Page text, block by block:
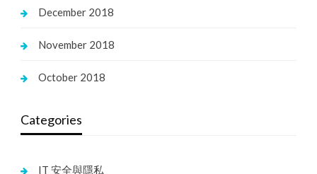
December 2018
November 2018
October 2018
Categories
IT 安全與隱私